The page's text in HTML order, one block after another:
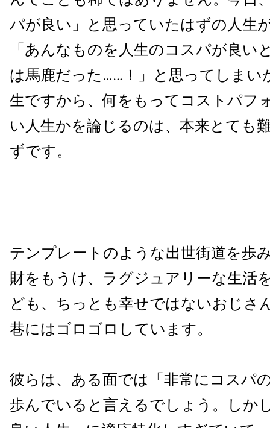
パが良い」と思っていたはずの人生
「あんなものを人生のコスパが良い
は馬鹿だった……！」と思ってしまい
生ですから、何をもってコストパフ
い人生かを論じるのは、本来とても
ずです。
テンプレートのような出世街道を歩
財をもうけ、 ラグジュアリーな生活
ども、ちっとも幸せではないおじさ
巷には ゴロゴロしています。
彼らは、ある面では「非常にコスパ
歩んでいると言えるでしょう。しか